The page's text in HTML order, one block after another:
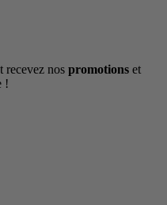
recevez nos promotions et
!